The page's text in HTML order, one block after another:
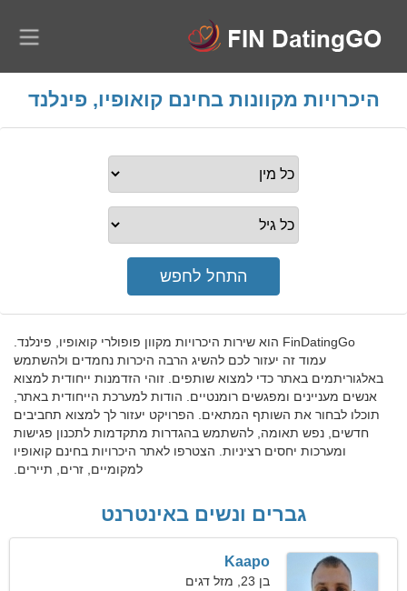
היכרויות מקוונות בחינם קואופיו, פינלנד
FinDatingGo הוא שירות היכרויות מקוון פופולרי קואופיו, פינלנד.
עמוד זה יעזור לכם להשיג הרבה היכרות נחמדים ולהשתמש
באלגוריתמים באתר כדי למצוא שותפים. זוהי הזדמנות ייחודית למצוא
אנשים מעניינים ומפגשים רומנטיים. הודות למערכת הייחודית באתר,
תוכלו לבחור את השותף המתאים. הפרויקט יעזור לך למצוא תחביבים
חדשים, נפש תאומה, להשתמש בהגדרות מתקדמות לתכנון פגישות
ומערכות יחסים רציניות. הצטרפו לאתר היכרויות בחינם קואופיו
למקומיים, זרים, תיירים.
גברים ונשים באינטרנט
Kaapo
בן 23, מזל דגים